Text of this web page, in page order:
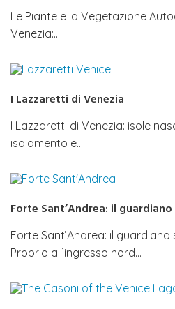
Le Piante e la Vegetazione
Venezia:…
I Lazzaretti di Venezia
I Lazzaretti di Venezia: isole
isolamento e…
Forte Sant’Andrea: il
Forte Sant’Andrea: il guardiano
Proprio all’ingresso nord…